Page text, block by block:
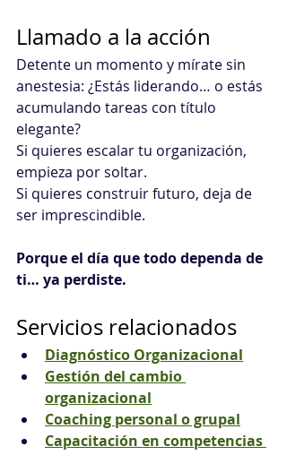
Llamado a la acción
Detente un momento y mírate sin
anestesia: ¿Estás liderando… o estás
acumulando tareas con título
elegante?
Si quieres escalar tu organización,
empieza por soltar.
Si quieres construir futuro, deja de
ser imprescindible.
Porque el día que todo dependa de
ti… ya perdiste.
Servicios relacionados
Diagnóstico Organizacional
Gestión del cambio
organizacional
Coaching personal o grupal
Capacitación en competencias